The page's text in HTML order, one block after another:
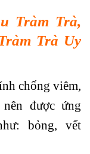
Tràm Trà,
Trà Uy
chống viêm,
được ứng
bỏng, vết